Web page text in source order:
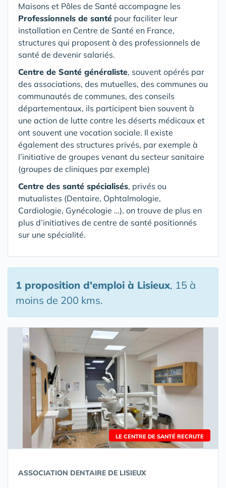
Maisons et Pôles de Santé accompagne les
Professionnels de santé pour faciliter leur
installation en Centre de Santé en France,
structures qui proposent à des professionnels de
santé de devenir salariés.
Centre de Santé généraliste, souvent opérés par
des associations, des mutuelles, des communes ou
communautés de communes, des conseils
départementaux, ils participent bien souvent à
une action de lutte contre les déserts médicaux et
ont souvent une vocation sociale. Il existe
également des structures privés, par exemple à
l’initiative de groupes venant du secteur sanitaire
(groupes de cliniques par exemple)
Centre des santé spécialisés, privés ou
mutualistes (Dentaire, Ophtalmologie,
Cardiologie, Gynécologie …), on trouve de plus en
plus d’initiatives de centre de santé positionnés
sur une spécialité.
1 proposition d'emploi à Lisieux, 15 à
moins de 200 kms.
LE CENTRE DE SANTÉ RECRUTE
ASSOCIATION DENTAIRE DE LISIEUX